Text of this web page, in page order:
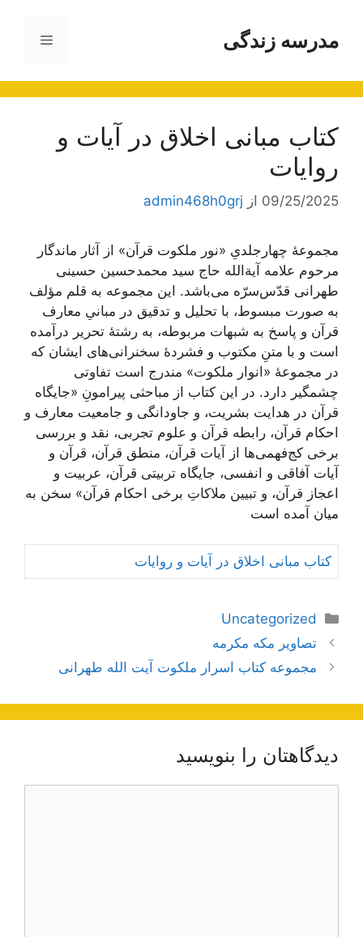
محتوامدرسه زندگی فهرست
کتاب مبانی اخلاق در آیات و
روایات
09/25/2025 از admin468h0grj
مجموعۀ چهار‌جلدیِ «نور ملکوت قرآن» از آثار ماندگار
مرحوم علامه آیة‌الله حاج سید محمدحسین حسینی
طهرانی قدّس‌سرّه می‌باشد. این مجموعه به قلم مؤلف
به صورت مبسوط، با تحلیل و تدقیق در مبانیِ معارف
قرآن و پاسخ به شبهات مربوطه، به رشتۀ تحریر درآمده
است و با متنِ مکتوب و فشردۀ سخنرانی‌های ایشان که
در مجموعۀ «انوار ملکوت»‌ مندرج است تفاوتی
چشمگیر دارد. در این کتاب از مباحثی پیرامونِ «جایگاه
قرآن در هدایت بشریت، و جاودانگی و جامعیت معارف و
احکام قرآن، رابطه قرآن و علوم تجربی، نقد و بررسی
برخی کج‌فهمی‌ها از آیات قرآن، منطق قرآن، قرآن و
آیات آفاقی و انفسی، جایگاه تربیتی قرآن، عربیت و
اعجاز قرآن، و تبیین ملاکاتِ برخی احکام قرآن» سخن به
میان آمده است
کتاب مبانی اخلاق در آیات و روایات
دسته‌ها
Uncategorized
ناوبری
نوشته‌ها
تصاویر مکه مکرمه
مجموعه کتاب اسرار ملکوت آیت الله طهرانی
دیدگاهتان را بنویسید